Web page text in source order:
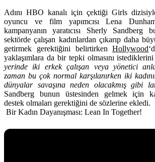
Adını HBO kanalı için çektiği Girls
oyuncu ve film yapımcısı Lena
kampanyanın yaratıcısı Sherly
sektörde çalışan kadınlardan çıkarıp daha
getirmek gerektiğini belirtirkenHollywood
yaklaşımlara da bir tepki olmasını
yerinde iki erkek çalışan veya yönetici
zaman bu çok normal karşılanırken iki
dünyalar savaşına neden olacakmış gibi
Sandberg bunun üstesinden gelmek için
destek olmaları gerektiğini de sözlerine ekledi.
Bir Kadın Dayanışması: Lean In Together!